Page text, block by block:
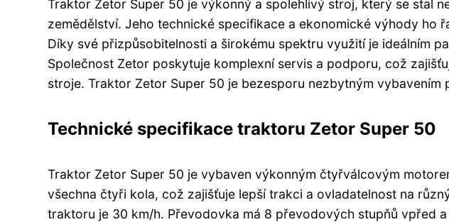
Traktor Zetor Super 50 je výkonný a spolehlivý stroj, který se stal
zemědělství. Jeho technické specifikace a ekonomické výhody ho
Díky své přizpůsobitelnosti a širokému spektru využití je ideálním
Společnost Zetor poskytuje komplexní servis a podporu, což
stroje. Traktor Zetor Super 50 je bezesporu nezbytným vybavením
Technické specifikace traktoru Zetor Super 50
Traktor Zetor Super 50 je vybaven výkonným čtyřválcovým
všechna čtyři kola, což zajišťuje lepší trakci a ovladatelnost na
traktoru je 30 km/h. Převodovka má 8 převodových stupňů vpřed